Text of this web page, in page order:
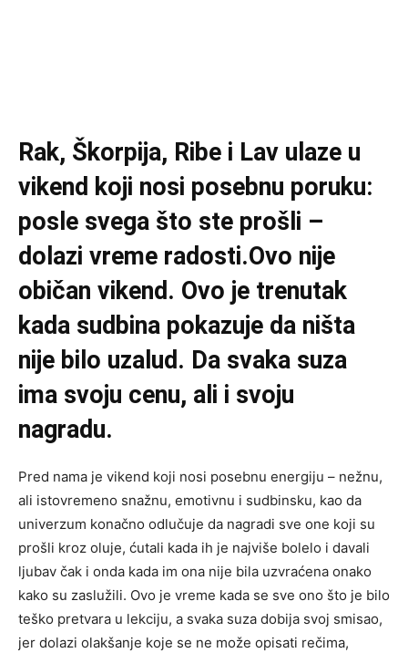
Rak, Škorpija, Ribe i Lav ulaze u
vikend koji nosi posebnu poruku:
posle svega što ste prošli –
dolazi vreme radosti.Ovo nije
običan vikend. Ovo je trenutak
kada sudbina pokazuje da ništa
nije bilo uzalud. Da svaka suza
ima svoju cenu, ali i svoju
nagradu.
Pred nama je vikend koji nosi posebnu energiju – nežnu,
ali istovremeno snažnu, emotivnu i sudbinsku, kao da
univerzum konačno odlučuje da nagradi sve one koji su
prošli kroz oluje, ćutali kada ih je najviše bolelo i davali
ljubav čak i onda kada im ona nije bila uzvraćena onako
kako su zaslužili. Ovo je vreme kada se sve ono što je bilo
teško pretvara u lekciju, a svaka suza dobija svoj smisao,
jer dolazi olakšanje koje se ne može opisati rečima,